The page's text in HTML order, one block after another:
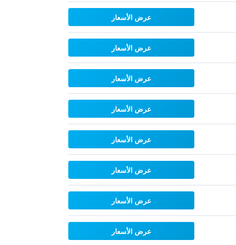
عرض الأسعار
عرض الأسعار
عرض الأسعار
عرض الأسعار
عرض الأسعار
عرض الأسعار
عرض الأسعار
عرض الأسعار